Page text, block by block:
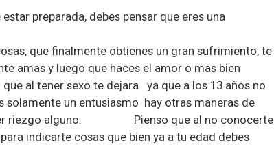
preparada, debes pensar que eres una
que finalmente obtienes un gran sufrimiento, te
amas y luego que haces el amor o mas bien
al tener sexo te dejara ya que a los 13 años no
solamente un entusiasmo hay otras maneras de
riezgo alguno. Pienso que al no conocerte
indicarte cosas que bien ya a tu edad debes